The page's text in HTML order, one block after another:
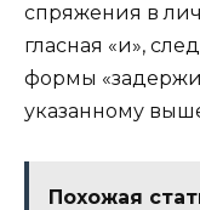
спряжения в
гласная «и»,
формы
указанному
Похожая